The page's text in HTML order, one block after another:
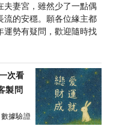
夫妻宮，雖然少了一點偶
流的安穩。願各位緣主都
運勢有疑問，歡迎隨時找
次看
製問
數據驗證